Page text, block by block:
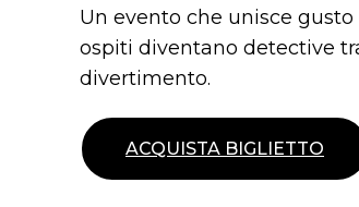
Un evento che unisce
ospiti diventano detective
divertimento.
ACQUISTA BIGLIETTO